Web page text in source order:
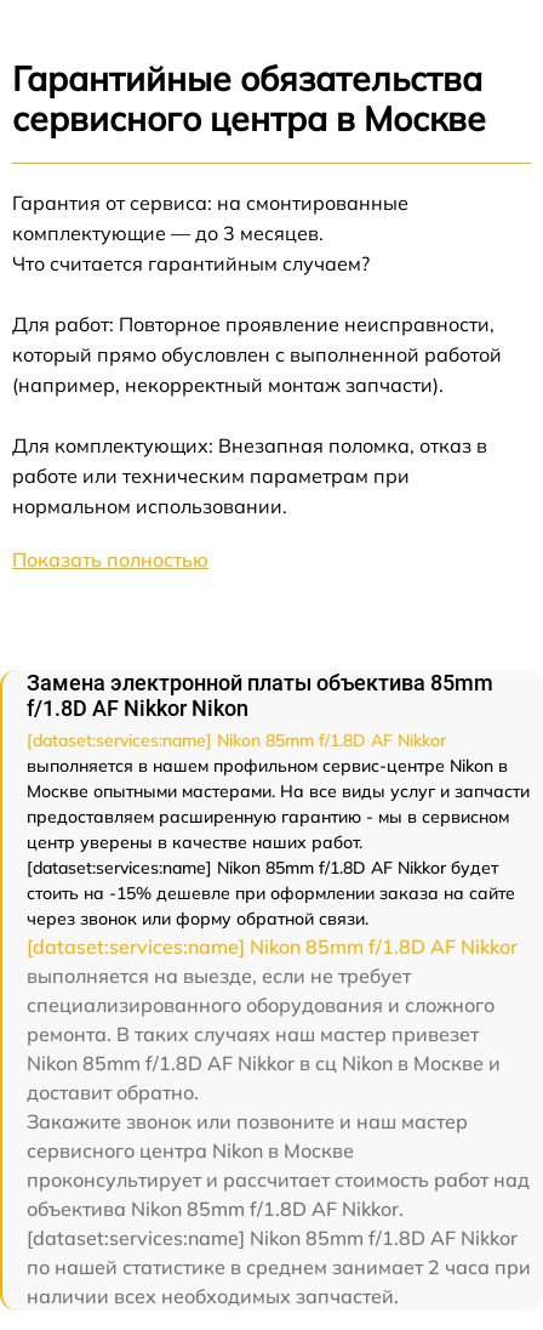
Гарантийные обязательства
сервисного центра в Москве
Гарантия от сервиса: на смонтированные
комплектующие — до 3 месяцев.
Что считается гарантийным случаем?
Для работ: Повторное проявление неисправности,
который прямо обусловлен с выполненной работой
(например, некорректный монтаж запчасти).
Для комплектующих: Внезапная поломка, отказ в
работе или техническим параметрам при
нормальном использовании.
Показать полностью
Замена электронной платы объектива 85mm
f/1.8D AF Nikkor Nikon
[dataset:services:name] Nikon 85mm f/1.8D AF Nikkor
выполняется в нашем профильном сервис-центре Nikon в
Москве опытными мастерами. На все виды услуг и запчасти
предоставляем расширенную гарантию - мы в сервисном
центр уверены в качестве наших работ.
[dataset:services:name] Nikon 85mm f/1.8D AF Nikkor будет
стоить на -15% дешевле при оформлении заказа на сайте
через звонок или форму обратной связи.
[dataset:services:name] Nikon 85mm f/1.8D AF Nikkor
выполняется на выезде, если не требует
специализированного оборудования и сложного
ремонта. В таких случаях наш мастер привезет
Nikon 85mm f/1.8D AF Nikkor в сц Nikon в Москве и
доставит обратно.
Закажите звонок или позвоните и наш мастер
сервисного центра Nikon в Москве
проконсультирует и рассчитает стоимость работ над
объектива Nikon 85mm f/1.8D AF Nikkor.
[dataset:services:name] Nikon 85mm f/1.8D AF Nikkor
по нашей статистике в среднем занимает 2 часа при
наличии всех необходимых запчастей.